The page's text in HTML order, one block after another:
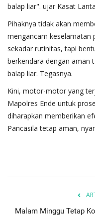
balap liar". ujar Kasat
​Pihaknya tidak akan
mengancam keselamatan
sekadar rutinitas, tapi
berkendara dengan aman
balap liar. Tegasnya.
​Kini, motor-motor yang
Mapolres Ende untuk
diharapkan memberikan
Pancasila tetap aman,
Malam Minggu Tetap